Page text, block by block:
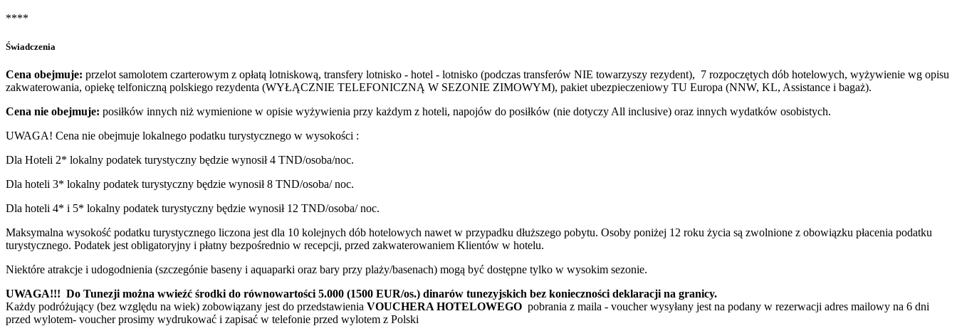
****
Świadczenia
Cena obejmuje: przelot samolotem czarterowym z opłatą lotniskową, transfery lotnisko - hotel - lotnisko (podczas transferów NIE towarzyszy rezydent), 7 rozpoczętych dób hotelowych, wyżywienie wg opisu
zakwaterowania, opiekę telfoniczną polskiego rezydenta (WYŁĄCZNIE TELEFONICZNĄ W SEZONIE ZIMOWYM), pakiet ubezpieczeniowy TU Europa (NNW, KL, Assistance i bagaż).
Cena nie obejmuje: posiłków innych niż wymienione w opisie wyżywienia przy każdym z hoteli, napojów do posiłków (nie dotyczy All inclusive) oraz innych wydatków osobistych.
UWAGA! Cena nie obejmuje lokalnego podatku turystycznego w wysokości :
Dla Hoteli 2* lokalny podatek turystyczny będzie wynosił 4 TND/osoba/noc.
Dla hoteli 3* lokalny podatek turystyczny będzie wynosił 8 TND/osoba/ noc.
Dla hoteli 4* i 5* lokalny podatek turystyczny będzie wynosił 12 TND/osoba/ noc.
Maksymalna wysokość podatku turystycznego liczona jest dla 10 kolejnych dób hotelowych nawet w przypadku dłuższego pobytu. Osoby poniżej 12 roku życia są zwolnione z obowiązku płacenia podatku
turystycznego. Podatek jest obligatoryjny i płatny bezpośrednio w recepcji, przed zakwaterowaniem Klientów w hotelu.
Niektóre atrakcje i udogodnienia (szczegónie baseny i aquaparki oraz bary przy plaży/basenach) mogą być dostępne tylko w wysokim sezonie.
UWAGA!!! Do Tunezji można wwieźć środki do równowartości 5.000 (1500 EUR/os.) dinarów tunezyjskich bez konieczności deklaracji na granicy.
Każdy podróżujący (bez względu na wiek) zobowiązany jest do przedstawienia VOUCHERA HOTELOWEGO pobrania z maila - voucher wysyłany jest na podany w rezerwacji adres mailowy na 6 dni
przed wylotem- voucher prosimy wydrukować i zapisać w telefonie przed wylotem z Polski